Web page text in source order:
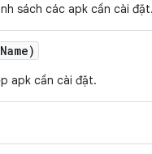
sách các apk cần cài
Name)
apk cần cài đặt.